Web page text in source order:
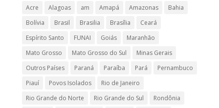
Acre Alagoas am Amapá Amazonas
Bahia
Bolívia
Brasil Brasilia Brasília
Ceará
Espírito Santo
FUNAI Goiás
Maranhão
Mato Grosso
Mato Grosso do Sul
Minas Gerais
Outros Países
Paraná Paraíba Pará
Pernambuco
Piauí
Povos Isolados
Rio de Janeiro
Rio Grande do Norte
Rio Grande do Sul
Rondônia